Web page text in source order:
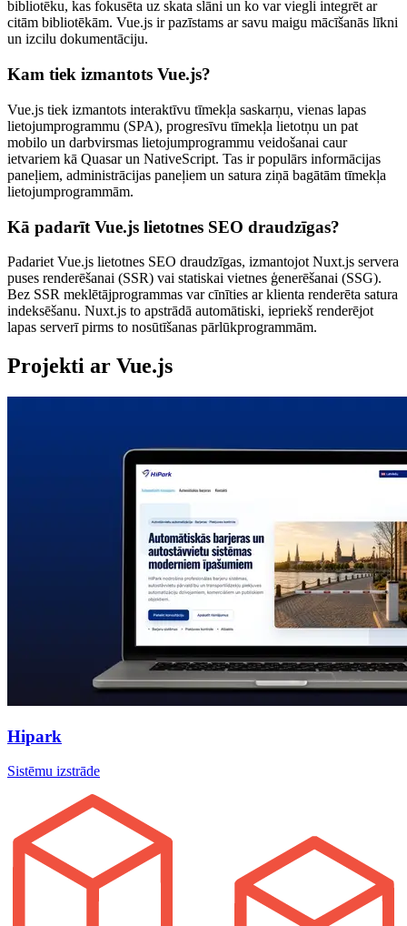
bibliotēku, kas fokusēta uz skata slāni un ko var viegli integrēt ar
citām bibliotēkām. Vue.js ir pazīstams ar savu maigu mācīšanās līkni
un izcilu dokumentāciju.
Kam tiek izmantots Vue.js?
Vue.js tiek izmantots interaktīvu tīmekļa saskarņu, vienas lapas
lietojumprogrammu (SPA), progresīvu tīmekļa lietotņu un pat
mobilo un darbvirsmas lietojumprogrammu veidošanai caur
ietvariem kā Quasar un NativeScript. Tas ir populārs informācijas
paneļiem, administrācijas paneļiem un satura ziņā bagātām tīmekļa
lietojumprogrammām.
Kā padarīt Vue.js lietotnes SEO draudzīgas?
Padariet Vue.js lietotnes SEO draudzīgas, izmantojot Nuxt.js servera
puses renderēšanai (SSR) vai statiskai vietnes ģenerēšanai (SSG).
Bez SSR meklētājprogrammas var cīnīties ar klienta renderēta satura
indeksēšanu. Nuxt.js to apstrādā automātiski, iepriekš renderējot
lapas serverī pirms to nosūtīšanas pārlūkprogrammām.
Projekti ar Vue.js
Hipark
Sistēmu izstrāde